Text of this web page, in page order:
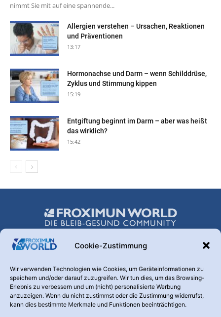
Cookie-Zustimmung
Wir verwenden Technologien wie Cookies, um Geräteinformationen zu
speichern und/oder darauf zuzugreifen. Wir tun dies, um das Browsing-
Erlebnis zu verbessern und um (nicht) personalisierte Werbung
anzuzeigen. Wenn du nicht zustimmst oder die Zustimmung widerrufst,
kann dies bestimmte Merkmale und Funktionen beeinträchtigen.
nimmt Sie mit auf eine spannende...
Allergien verstehen – Ursachen, Reaktionen
und Präventionen
13:17
Hormonachse und Darm – wenn Schilddrüse,
Zyklus und Stimmung kippen
15:19
Entgiftung beginnt im Darm – aber was heißt
das wirklich?
15:42
Hinter dieser Webseite steht die FROXIMUN AG. Diese
Transparenz ist uns wichtig. Warum betreiben wir diesen
Kanal? Weil nur informierte und aufgeklärte Menschen den